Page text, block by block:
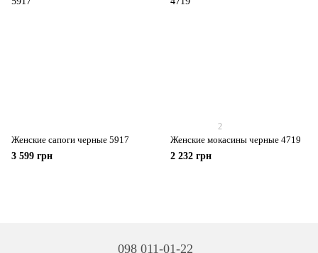
Женские сапоги черные 5917
3 599 грн
2
Женские мокасины черные 4719
2 232 грн
098 011-01-22